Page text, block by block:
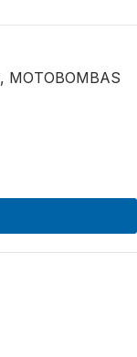
, MOTOBOMBAS